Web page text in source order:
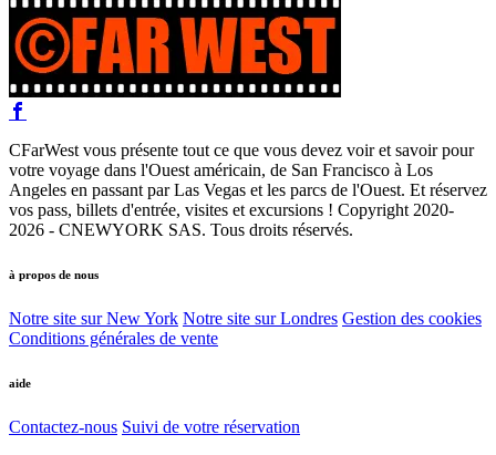
CFarWest vous présente tout ce que vous devez voir et savoir pour
votre voyage dans l'Ouest américain, de San Francisco à Los
Angeles en passant par Las Vegas et les parcs de l'Ouest. Et réservez
vos pass, billets d'entrée, visites et excursions ! Copyright 2020-
2026 - CNEWYORK SAS. Tous droits réservés.
à propos de nous
Notre site sur New York Notre site sur Londres Gestion des cookies
Conditions générales de vente
aide
Contactez-nous Suivi de votre réservation